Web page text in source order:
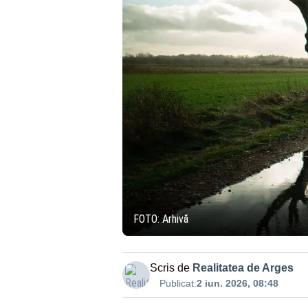
FOTO: Arhivă
Scris de Realitatea de Arges
Publicat:2 iun. 2026, 08:48